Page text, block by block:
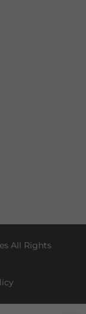
All Rights